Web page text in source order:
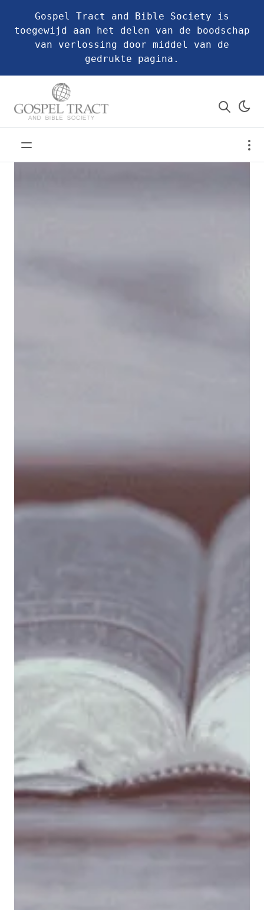
Gospel Tract and Bible Society is
toegewijd aan het delen van de boodschap
van verlossing door middel van de
gedrukte pagina.